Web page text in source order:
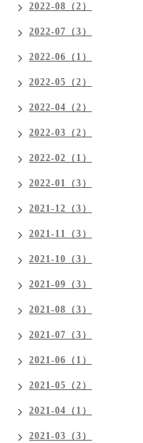
2022-08（2）
2022-07（3）
2022-06（1）
2022-05（2）
2022-04（2）
2022-03（2）
2022-02（1）
2022-01（3）
2021-12（3）
2021-11（3）
2021-10（3）
2021-09（3）
2021-08（3）
2021-07（3）
2021-06（1）
2021-05（2）
2021-04（1）
2021-03（3）